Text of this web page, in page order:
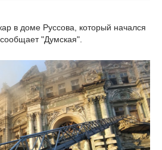
в доме Руссова, который начался
"Думская".